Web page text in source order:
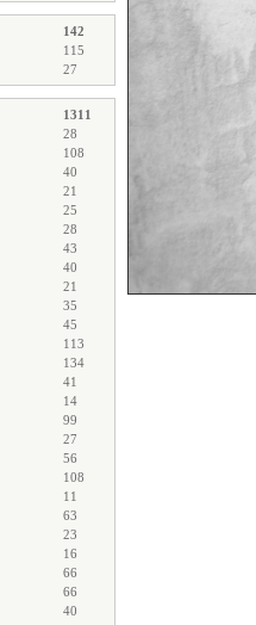
142
115
27
1311
28
108
40
21
25
28
43
40
21
35
45
113
134
41
14
99
27
56
108
11
63
23
16
66
66
40